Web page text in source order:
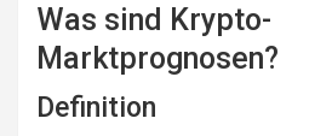
Was sind Krypto-
Marktprognosen?
Definition